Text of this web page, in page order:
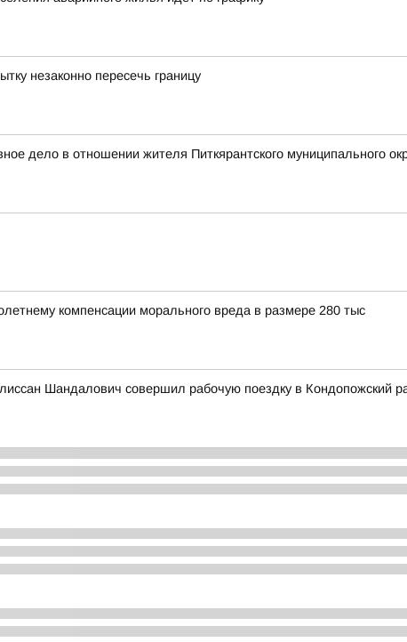
незаконно пересечь границу
дело в отношении жителя Питкярантского муниципального
компенсации морального вреда в размере 280 тыс
Шандалович совершил рабочую поездку в Кондопожский